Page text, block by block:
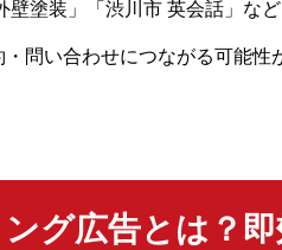
壁塗装」「渋川市 英会話」な
問い合わせにつながる可能性
グ広告とは？